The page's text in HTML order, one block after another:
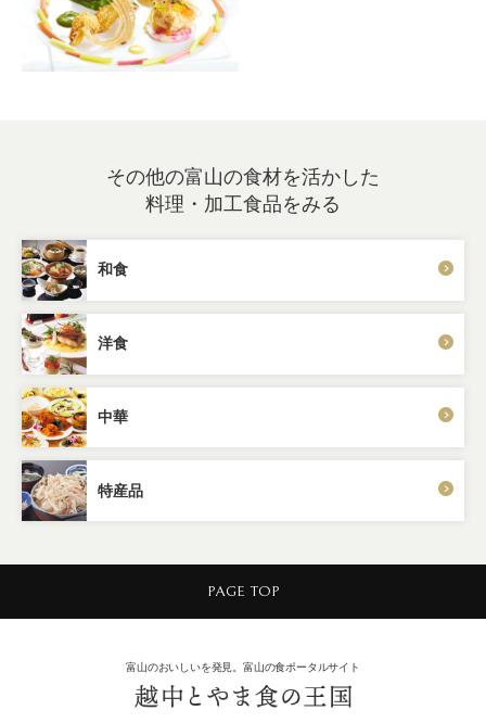
その他の富山の食材を活かした
料理・加工食品をみる
和食
洋食
中華
特産品
PAGE TOP
富山のおいしいを発見。富山の食ポータルサイト